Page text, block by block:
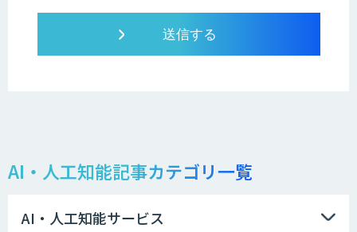
AI・人工知能記事カテゴリ一覧
AI・人工知能サービス